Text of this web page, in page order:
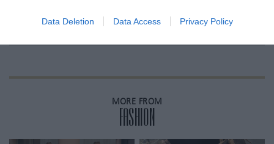
Data Deletion Data Access Privacy Policy
καμπάνια που είναι αφιερωμένη στις
δυναμικές γυναίκες
MORE FROM
FASHION